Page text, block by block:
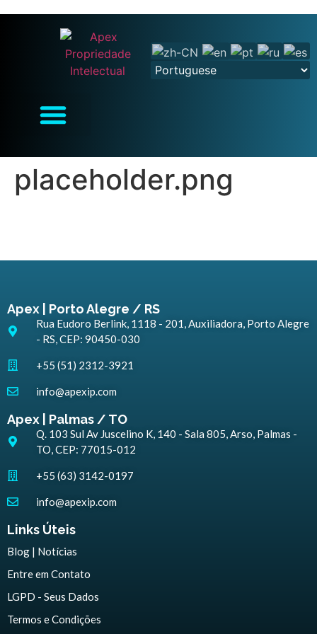
placeholder.png
Apex | Porto Alegre / RS
Rua Eudoro Berlink, 1118 - 201, Auxiliadora, Porto Alegre
- RS, CEP: 90450-030
+55 (51) 2312-3921
info@apexip.com
Apex | Palmas / TO
Q. 103 Sul Av Juscelino K, 140 - Sala 805, Arso, Palmas -
TO, CEP: 77015-012
+55 (63) 3142-0197
info@apexip.com
Links Úteis
Blog | Notícias
Entre em Contato
LGPD - Seus Dados
Termos e Condições